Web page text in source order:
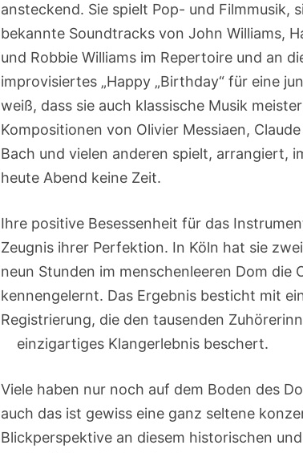
ansteckend. Sie spielt Pop- und Filmmusik,
bekannte Soundtracks von John Williams,
und Robbie Williams im Repertoire und an
improvisiertes „Happy „Birthday“ für eine
weiß, dass sie auch klassische Musik
Kompositionen von Olivier Messiaen,
Bach und vielen anderen spielt, arrangiert,
heute Abend keine Zeit.
Ihre positive Besessenheit für das
Zeugnis ihrer Perfektion. In Köln hat sie
neun Stunden im menschenleeren Dom die
kennengelernt. Das Ergebnis besticht mit
Registrierung, die den tausenden
einzigartiges Klangerlebnis beschert.
Viele haben nur noch auf dem Boden des
auch das ist gewiss eine ganz seltene
Blickperspektive an diesem historischen